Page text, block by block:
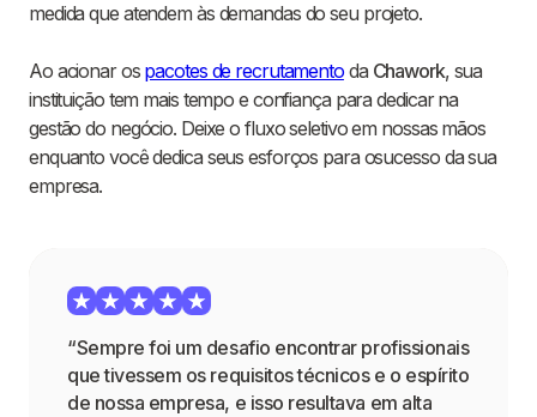
medida que atendem às demandas do seu projeto.
Ao acionar os pacotes de recrutamentoda Chawork, sua
instituição tem mais tempo e confiança para dedicar na
gestão do negócio. Deixe o fluxo seletivo em nossas mãos
enquanto você dedica seus esforços para osucesso da sua
empresa.
“Sempre foi um desafio encontrar profissionais
que tivessem os requisitos técnicos e o espírito
de nossa empresa, e isso resultava em alta